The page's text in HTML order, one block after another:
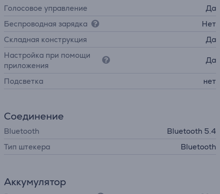
Голосовое управление
Да
Беспроводная зарядка
Нет
Складная конструкция
Да
Настройка при помощи
приложения
Да
Подсветка нет
Соединение
Bluetooth
Bluetooth 5.4
Тип штекера
Bluetooth
Аккумулятор